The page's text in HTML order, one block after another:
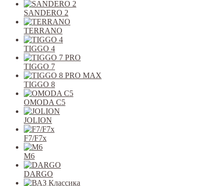
SANDERO 2
TERRANO
TIGGO 4
TIGGO 7
TIGGO 8
OMODA C5
JOLION
F7/F7x
M6
DARGO